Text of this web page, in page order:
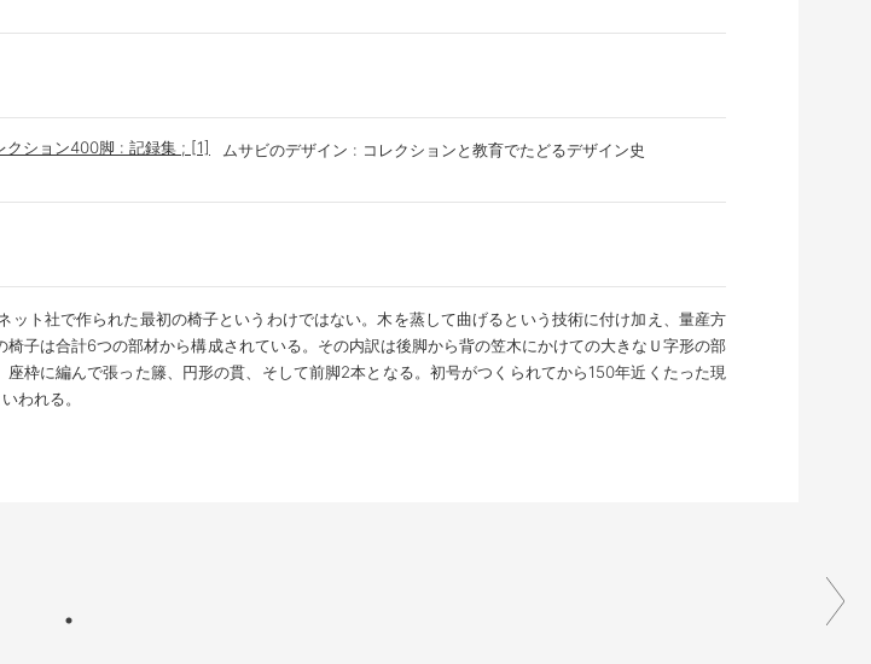
クション400脚 : 記録集 ; [1] ムサビのデザイン : コレクションと教育でたどるデザイン史
ット社で作られた最初の椅子というわけではない。木を蒸して曲げるという技術に付け加え、量産方
子は合計6つの部材から構成されている。その内訳は後脚から背の笠木にかけての大きなＵ字形の部
枠に編んで張った籐、円形の貫、そして前脚2本となる。初号がつくられてから150年近くたった現
われる。